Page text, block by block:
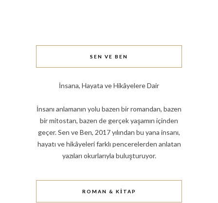
SEN VE BEN
İnsana, Hayata ve Hikâyelere Dair
İnsanı anlamanın yolu bazen bir romandan, bazen
bir mitostan, bazen de gerçek yaşamın içinden
geçer. Sen ve Ben, 2017 yılından bu yana insanı,
hayatı ve hikâyeleri farklı pencerelerden anlatan
yazıları okurlarıyla buluşturuyor.
ROMAN & KITAP